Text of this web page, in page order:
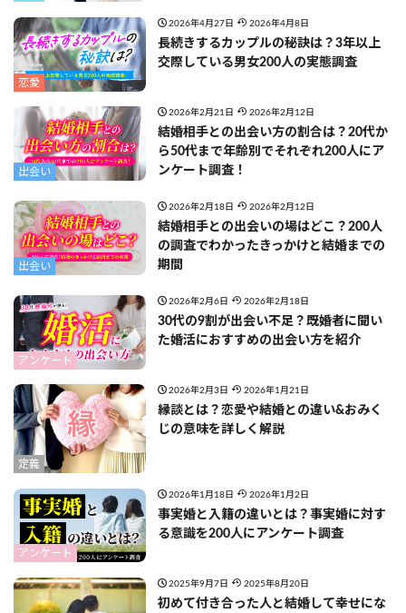
恋愛
2026年4月27日 2026年4月8日
長続きするカップルの秘訣は？3年以上
交際している男女200人の実態調査
出会い
2026年2月21日 2026年2月12日
結婚相手との出会い方の割合は？20代か
ら50代まで年齢別でそれぞれ200人にア
ンケート調査！
出会い
2026年2月18日 2026年2月12日
結婚相手との出会いの場はどこ？200人
の調査でわかったきっかけと結婚までの
期間
アンケート
2026年2月6日 2026年2月18日
30代の9割が出会い不足？既婚者に聞い
た婚活におすすめの出会い方を紹介
定義
2026年2月3日 2026年1月21日
縁談とは？恋愛や結婚との違い&おみく
じの意味を詳しく解説
アンケート
2026年1月18日 2026年1月2日
事実婚と入籍の違いとは？事実婚に対す
る意識を200人にアンケート調査
2025年9月7日 2025年8月20日
初めて付き合った人と結婚して幸せにな